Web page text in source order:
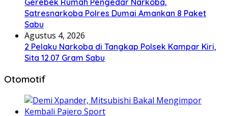
Gerebek Rumah Pengedar Narkoba,
Satresnarkoba Polres Dumai Amankan 8 Paket
Sabu
Agustus 4, 2026
2 Pelaku Narkoba di Tangkap Polsek Kampar Kiri,
Sita 12.07 Gram Sabu
Otomotif